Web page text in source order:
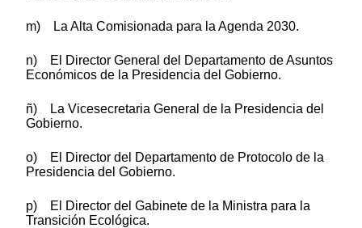
m) La Alta Comisionada para la Agenda 2030.
n) El Director General del Departamento de Asuntos
Económicos de la Presidencia del Gobierno.
ñ) La Vicesecretaria General de la Presidencia del
Gobierno.
o) El Director del Departamento de Protocolo de la
Presidencia del Gobierno.
p) El Director del Gabinete de la Ministra para la
Transición Ecológica.